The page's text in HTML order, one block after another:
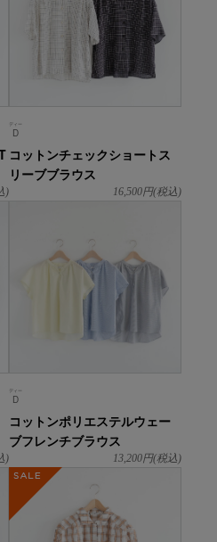
)
D
ディー
コットンチェックショートス
リーブブラウス
16,500円(税込)
)
D
ディー
コットンポリエステルウェー
ブフレンチブラウス
13,200円(税込)